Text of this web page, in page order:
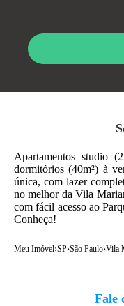
Apartamentos studio
dormitórios (40m²) à
única, com lazer
no melhor da Vila
com fácil acesso ao
Conheça!
Meu Imóvel›SP›São Paulo›Vila
Fale